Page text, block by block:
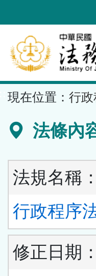
到
要
內
容
區
現在位置： 行政
法條內
法規名稱：
行政程序
修正日期：